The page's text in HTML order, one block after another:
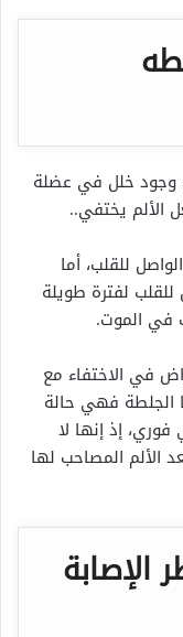
وجود خلل في عضلة
الألم يختفي..
للقلب، أما
لفترة طويلة
في الموت.
في الاختفاء مع
الجلطة فهي حالة
إذ إنها لا
الألم المصاحب لها
الإصابة